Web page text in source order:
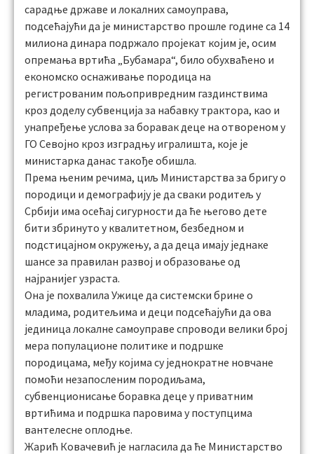
сарадње државе и локалних самоуправа,
подсећајући да је министарство прошле године са 14
милиона динара подржало пројекат којим је, осим
опремања вртића „Бубамара“, било обухваћено и
економско оснаживање породица на
регистрованим пољопривредним газдинствима
кроз доделу субвенција за набавку трактора, као и
унапређење услова за боравак деце на отвореном у
ГО Севојно кроз изградњу игралишта, које је
министарка данас такође обишла.
Према њеним речима, циљ Министарства за бригу о
породици и демографију је да сваки родитељ у
Србији има осећај сигурности да ће његово дете
бити збринуто у квалитетном, безбедном и
подстицајном окружењу, а да деца имају једнаке
шансе за правилан развој и образовање од
најранијег узраста.
Она је похвалила Ужице да системски брине о
младима, родитељима и деци подсећајући да ова
јединица локалне самоуправе спроводи велики број
мера популационе политике и подршке
породицама, међу којима су једнократне новчане
помоћи незапосленим породиљама,
субвенционисање боравка деце у приватним
вртићима и подршка паровима у поступцима
вантелесне оплодње.
Жарић Ковачевић је нагласила да ће Министарство